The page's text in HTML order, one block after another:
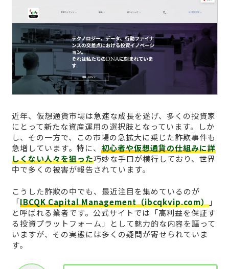
近年、仮想通貨市場は急速な成長を遂げ、多くの投資家
にとって新たな資産運用の選択肢となっています。しか
し、その一方で、この市場の急拡大に乗じた詐欺事件も
急増しています。特に、 初心者や仮想通貨の仕組みに詳
しくない人々を狙った巧妙な手口が横行しており、世界
中で多くの被害が報告されています。
こうした詐欺の中でも、最近注目を集めているのが
「IBCQK Capital Management（ibcqkvip.com）」
と呼ばれる業者です。公式サイトでは「高利益を保証す
る投資プラットフォーム」として魅力的な内容を謳って
いますが、その実態には多くの疑問が寄せられていま
す。